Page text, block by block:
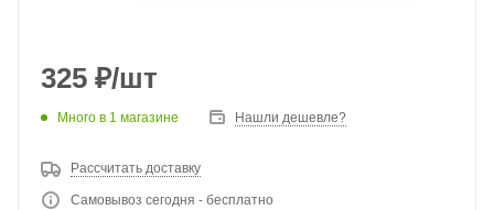
325 ₽/шт
Много в 1 магазине Нашли дешевле?
Рассчитать доставку
Самовывоз сегодня - бесплатно